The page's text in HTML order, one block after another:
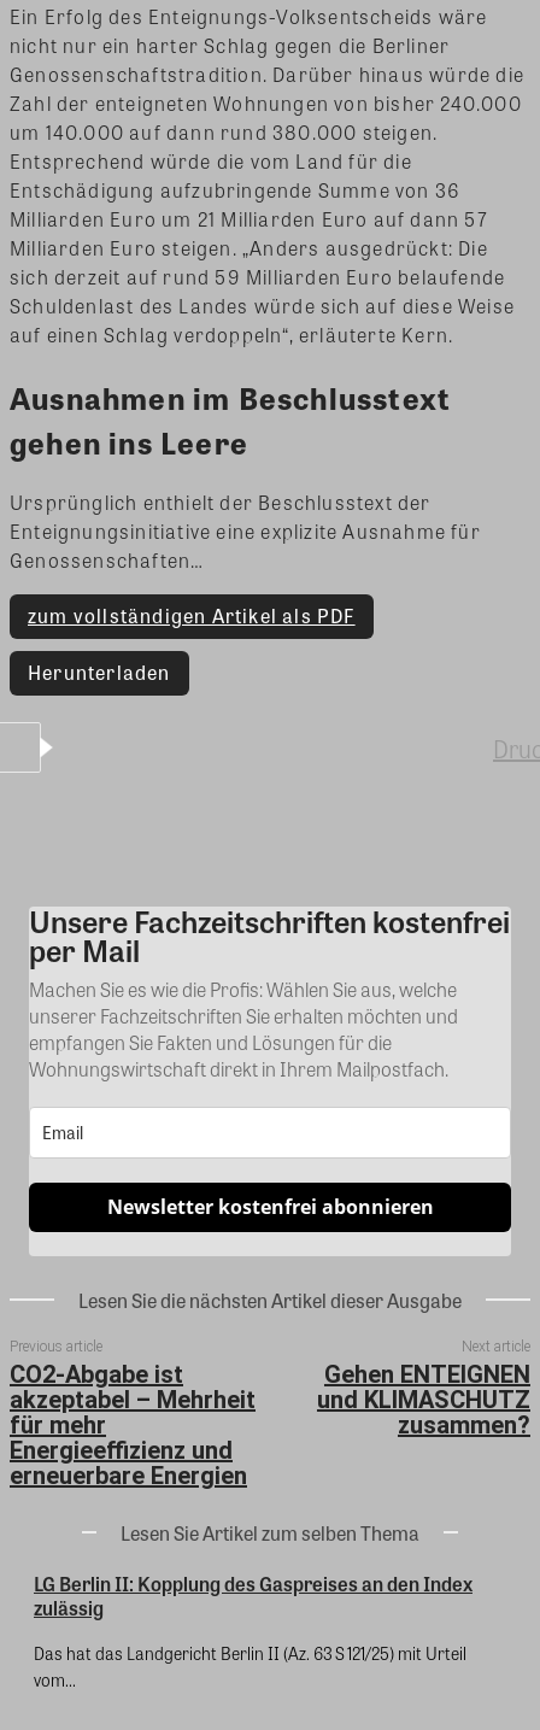
Ein Erfolg des Enteignungs-Volksentscheids wäre
nicht nur ein harter Schlag gegen die Berliner
Genossenschaftstradition. Darüber hinaus würde die
Zahl der enteigneten Wohnungen von bisher 240.000
um 140.000 auf dann rund 380.000 steigen.
Entsprechend würde die vom Land für die
Entschädigung aufzubringende Summe von 36
Milliarden Euro um 21 Milliarden Euro auf dann 57
Milliarden Euro steigen. „Anders ausgedrückt: Die
sich derzeit auf rund 59 Milliarden Euro belaufende
Schuldenlast des Landes würde sich auf diese Weise
auf einen Schlag verdoppeln“, erläuterte Kern.
Ausnahmen im Beschlusstext
gehen ins Leere
Ursprünglich enthielt der Beschlusstext der
Enteignungsinitiative eine explizite Ausnahme für
Genossenschaften…
zum vollständigen Artikel als PDF
Herunterladen
Kommentar
Unsere Fachzeitschriften kostenfrei
per Mail
Machen Sie es wie die Profis: Wählen Sie aus, welche
unserer Fachzeitschriften Sie erhalten möchten und
empfangen Sie Fakten und Lösungen für die
Wohnungswirtschaft direkt in Ihrem Mailpostfach.
Newsletter kostenfrei abonnieren
Lesen Sie die nächsten Artikel dieser Ausgabe
Previous article
CO2-Abgabe ist
akzeptabel – Mehrheit
für mehr
Energieeffizienz und
erneuerbare Energien
Next article
Gehen ENTEIGNEN
und KLIMASCHUTZ
zusammen?
Lesen Sie Artikel zum selben Thema
LG Berlin II: Kopplung des Gaspreises an den Index
zulässig
Das hat das Landgericht Berlin II (Az. 63 S 121/25) mit Urteil
vom...